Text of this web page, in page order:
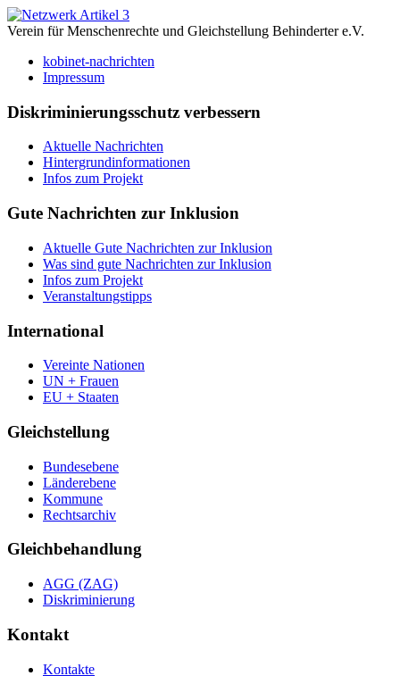
Verein für Menschenrechte und Gleichstellung Behinderter e.V.
kobinet-nachrichten
Impressum
Diskriminierungsschutz verbessern
Aktuelle Nachrichten
Hintergrundinformationen
Infos zum Projekt
Gute Nachrichten zur Inklusion
Aktuelle Gute Nachrichten zur Inklusion
Was sind gute Nachrichten zur Inklusion
Infos zum Projekt
Veranstaltungstipps
International
Vereinte Nationen
UN + Frauen
EU + Staaten
Gleichstellung
Bundesebene
Länderebene
Kommune
Rechtsarchiv
Gleichbehandlung
AGG (ZAG)
Diskriminierung
Kontakt
Kontakte